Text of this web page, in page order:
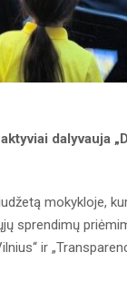
dalyvauja
mokykloje,
sprendimų
ir